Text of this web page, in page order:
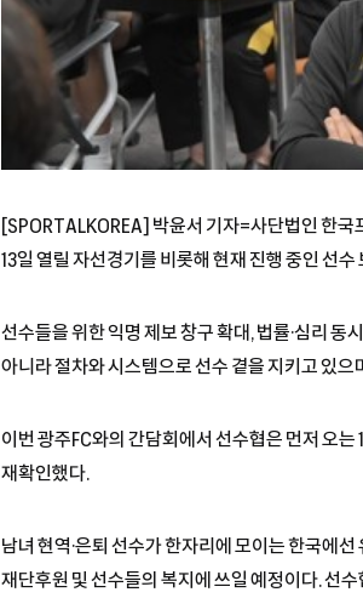
[SPORTALKOREA] 박윤서 기자=사단법인 한
13일 열릴 자선경기를 비롯해 현재 진행 중인 선
선수들을 위한 익명 제보 창구 확대, 법률·심리 동
아니라 절차와 시스템으로 선수 곁을 지키고 있
이번 광주FC와의 간담회에서 선수협은 먼저 오
재확인했다.
남녀 현역·은퇴 선수가 한자리에 모이는 한국에
재단후원 및 선수들의 복지에 쓰일 예정이다. 선